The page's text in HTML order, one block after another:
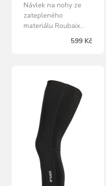
Návlek na nohy ze
zatepleného
materiálu Roubaix
výkonu. Ergonomicky
tvarované zvlášť pro
levou a pravou
nohu.Velikosti: S - XL
Barva: černá, neon
žlutá Složení: 95%
Polyester, 5%
Elastan> Vlastnosti
Materiál 90%
polyester, 10%…
599 Kč